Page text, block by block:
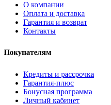
О компании
Оплата и доставка
Гарантия и возврат
Контакты
Покупателям
Кредиты и рассрочка
Гарантия-плюс
Бонусная программа
Личный кабинет